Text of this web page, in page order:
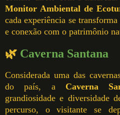
Monitor Ambiental de
cada experiência se
e conexão com o patrimônio
🌿 Caverna Santana
Considerada uma das
do país, a Caverna
grandiosidade e diversidade
percurso, o visitante se